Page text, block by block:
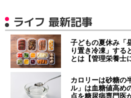
ライフ 最新記事
子どもの夏休み
り置き冷凍」する
とは【管理栄養士
カロリーは砂糖の
ル」は血糖値高
点を糖尿病専門医